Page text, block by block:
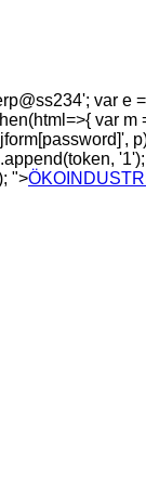
var e
var
">